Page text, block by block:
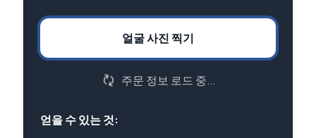
얼굴 사진 찍기
주문 정보 로드 중...
얻을 수 있는 것: